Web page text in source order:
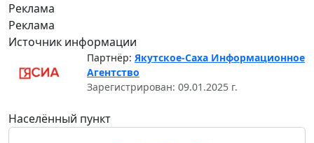
Реклама
Реклама
Источник информации
Партнёр: Якутское-Саха Информационное
Агентство
Зарегистрирован: 09.01.2025 г.
Населённый пункт